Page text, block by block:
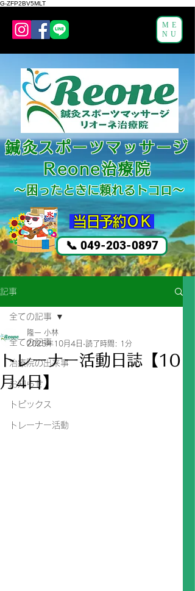
G-ZFP2BV5MLT
鍼灸スポーツマッサージ
Reone治療院
～困ったときに頼れるトコロ～
​ 当日予約ＯＫ
📞 049-203-0897
ME
NU
記事
全ての記事
治療院の出来事
お知らせ
トピックス
トレーナー活動
全ての記事
トレーナー活動日誌【10
月4日】
隆一 小林
2025年10月4日 読了時間: 1分